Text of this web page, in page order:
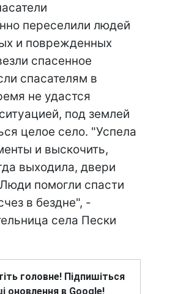
переселили людей
и поврежденных
спасенное
спасателям в
не удастся
под землей
целое село. "Успела
и выскочить,
выходила, двери
помогли спасти
в бездне", -
села Пески
головне! Підпишіться
оновлення в Google!